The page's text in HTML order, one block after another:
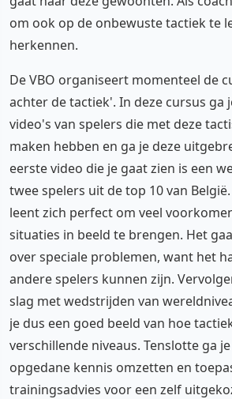
om ook op de onbewuste tactiek te
herkennen.
De VBO organiseert momenteel de
achter de tactiek'. In deze cursus ga
video's van spelers die met deze
maken hebben en ga je deze
eerste video die je gaat zien is een
twee spelers uit de top 10 van
leent zich perfect om veel
situaties in beeld te brengen. Het
over speciale problemen, want het
andere spelers kunnen zijn.
slag met wedstrijden van
je dus een goed beeld van hoe
verschillende niveaus. Tenslotte ga
opgedane kennis omzetten en
trainingsadvies voor een zelf